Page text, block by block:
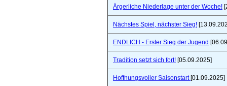
Ärgerliche Niederlage unter der Woche!
Nächstes Spiel, nächster Sieg!
ENDLICH - Erster Sieg der Jugend
Tradition setzt sich fort! [05.09.2025]
Hoffnungsvoller Saisonstart [01.09.2025]